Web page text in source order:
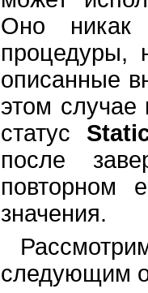
Оно никак
процедуры,
описанные
этом
статус
после
повторном
значения.
следующим